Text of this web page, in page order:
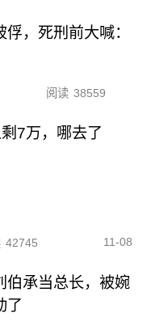
俘，死刑前大喊：
阅读 38559
7万，哪去了
42745 11-08
伯承当总长，被婉
了